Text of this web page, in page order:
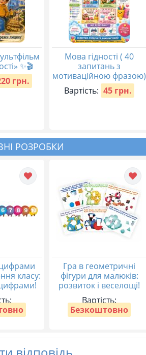
✨🎬
грн.
Мова гідності ( 40
запитань з
мотиваційною фразою)
Вартість: 45 грн.
РОЗРОБКИ
класу:
Гра в геометричні
фігури для малюків:
розвиток і веселощі!
Вартість:
Безкоштовно